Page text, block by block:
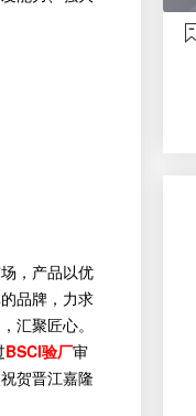
，产品以优
品牌，力求
汇聚匠心。
BSCI验厂审
贺晋江嘉隆